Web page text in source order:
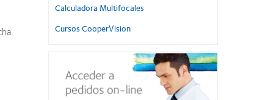
Calculadora Multifocales
Cursos CooperVision